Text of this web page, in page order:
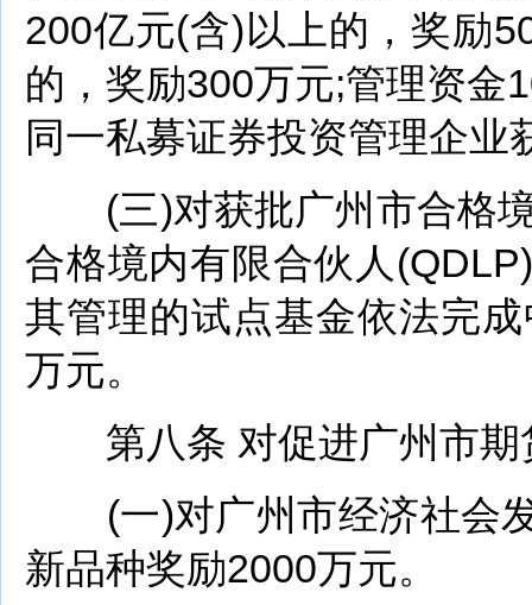
200亿元(含)以上的，奖励
的，奖励300万元;管理资金
同一私募证券投资管理企
(三)对获批广州市合格境
合格境内有限合伙人
其管理的试点基金依法完
万元。
第八条 对促进广州市期
(一)对广州市经济社会发
新品种奖励2000万元。